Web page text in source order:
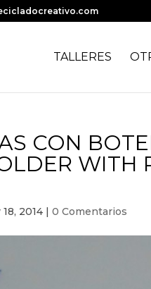
TALLERES
CON
WITH
18, 2014 |0 Comentarios